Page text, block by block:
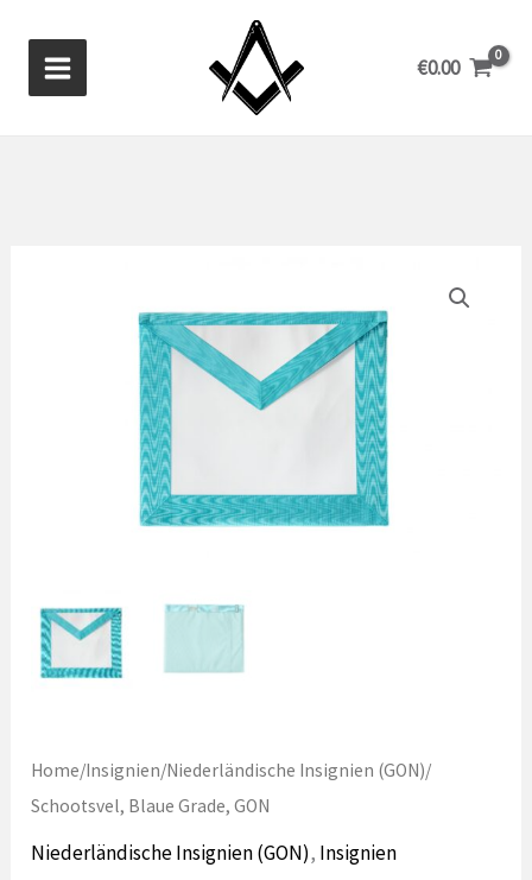
Inhalt
springen
€0.00
Home/Insignien/Niederländische Insignien (GON)/
Schootsvel, Blaue Grade, GON
Niederländische Insignien (GON), Insignien